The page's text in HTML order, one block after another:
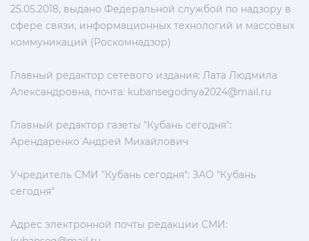
25.05.2018, выдано Федеральной службой по надзору в
сфере связи, информационных технологий и массовых
коммуникаций (Роскомнадзор)
Главный редактор сетевого издания: Лата Людмила
Александровна, почта: kubansegodnya2024@mail.ru
Главный редактор газеты "Кубань сегодня":
Арендаренко Андрей Михайлович
Учредитель СМИ "Кубань сегодня": ЗАО "Кубань
сегодня"
Адрес электронной почты редакции СМИ: